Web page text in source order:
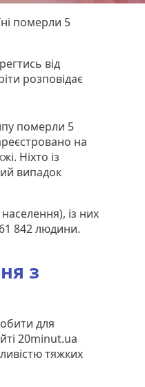
померли 5
від
розповідає
померли 5
на
Ніхто із
випадок
із них
61 842 людини.
з
тяжких